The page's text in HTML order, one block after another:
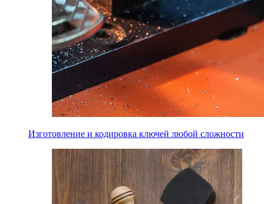
Изготовление и кодировка ключей любой сложности